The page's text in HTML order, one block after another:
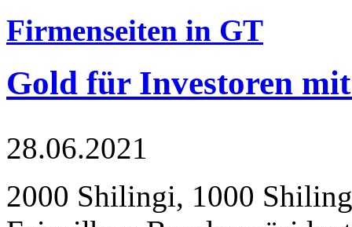
Firmenseiten in GT
Gold für Investoren
28.06.2021
2000 Shilingi, 1000